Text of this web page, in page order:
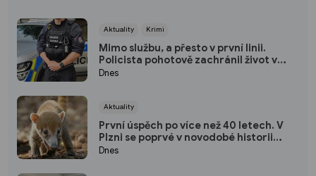
Aktuality Krimi
Mimo službu, a přesto v první linii.
Policista pohotově zachránil život v
plzeňském fitku
Dnes
Aktuality
První úspěch po více než 40 letech. V
Plzni se poprvé v novodobé historii
narodili nosálové bělohubí
Dnes